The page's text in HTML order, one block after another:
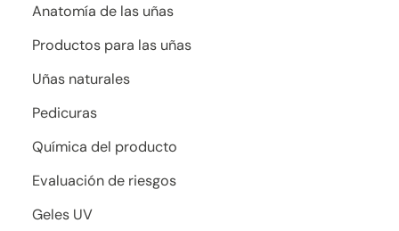
Anatomía de las uñas
Productos para las uñas
Uñas naturales
Pedicuras
Química del producto
Evaluación de riesgos
Geles UV